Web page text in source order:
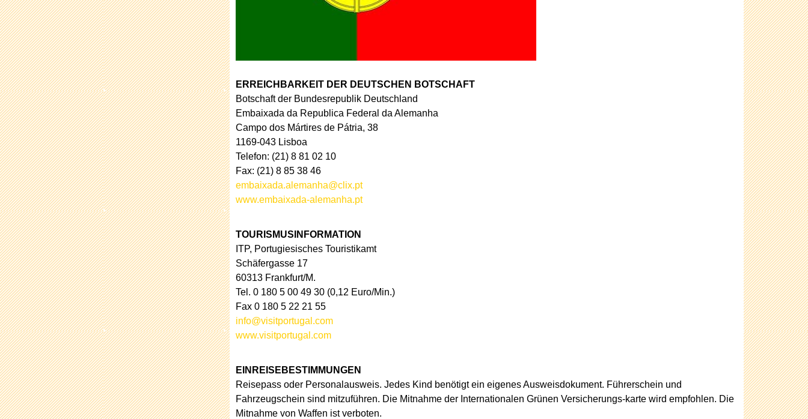
ERREICHBARKEIT DER DEUTSCHEN BOTSCHAFT
Botschaft der Bundesrepublik Deutschland
Embaixada da Republica Federal da Alemanha
Campo dos Mártires de Pátria, 38
1169-043 Lisboa
Telefon: (21) 8 81 02 10
Fax: (21) 8 85 38 46
embaixada.alemanha@clix.pt
www.embaixada-alemanha.pt
TOURISMUSINFORMATION
ITP, Portugiesisches Touristikamt
Schäfergasse 17
60313 Frankfurt/M.
Tel. 0 180 5 00 49 30 (0,12 Euro/Min.)
Fax 0 180 5 22 21 55
info@visitportugal.com
www.visitportugal.com
EINREISEBESTIMMUNGEN
Reisepass oder Personalausweis. Jedes Kind benötigt ein eigenes Ausweisdokument. Führerschein und
Fahrzeugschein sind mitzuführen. Die Mitnahme der Internationalen Grünen Versicherungs-karte wird empfohlen. Die
Mitnahme von Waffen ist verboten.